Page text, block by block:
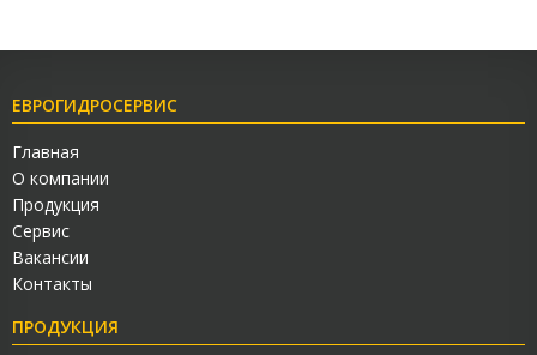
ЕВРОГИДРОСЕРВИС
Главная
О компании
Продукция
Сервис
Вакансии
Контакты
ПРОДУКЦИЯ